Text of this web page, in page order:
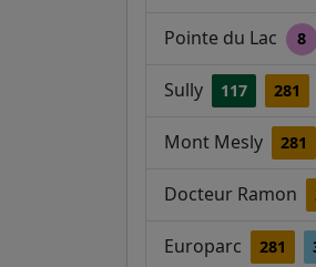
Pointe du Lac 8
Sully 117 281
Mont Mesly 281
Docteur Ramon
Europarc 281